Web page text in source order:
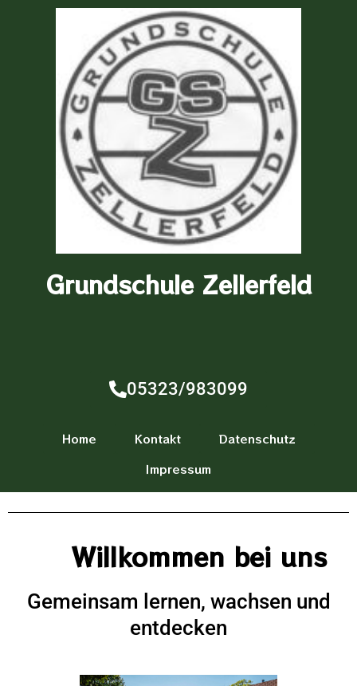
Grundschule Zellerfeld
05323/983099
Home Kontakt
Datenschutz
Impressum
Willkommen bei uns
Gemeinsam lernen, wachsen und
entdecken